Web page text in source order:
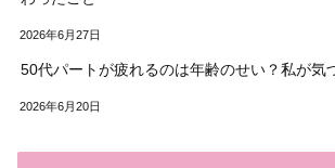
2026年6月27日
50代パートが疲れるのは年齢のせい？私が気
2026年6月20日